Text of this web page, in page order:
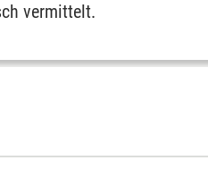
vermittelt.